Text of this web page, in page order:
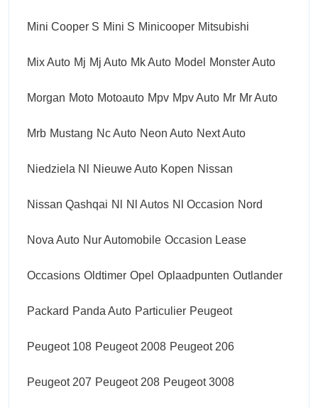
Mini Cooper S Mini S Minicooper Mitsubishi
Mix Auto Mj Mj Auto Mk Auto Model Monster Auto
Morgan Moto Motoauto Mpv Mpv Auto Mr Mr Auto
Mrb Mustang Nc Auto Neon Auto Next Auto
Niedziela Nl Nieuwe Auto Kopen Nissan
Nissan Qashqai Nl Nl Autos Nl Occasion Nord
Nova Auto Nur Automobile Occasion Lease
Occasions Oldtimer Opel Oplaadpunten Outlander
Packard Panda Auto Particulier Peugeot
Peugeot 108 Peugeot 2008 Peugeot 206
Peugeot 207 Peugeot 208 Peugeot 3008